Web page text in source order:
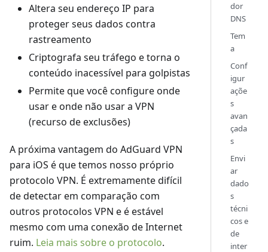
Altera seu endereço IP para
proteger seus dados contra
rastreamento
Criptografa seu tráfego e torna o
conteúdo inacessível para golpistas
Permite que você configure onde
usar e onde não usar a VPN
(recurso de exclusões)
A próxima vantagem do AdGuard VPN
para iOS é que temos nosso próprio
protocolo VPN. É extremamente difícil
de detectar em comparação com
outros protocolos VPN e é estável
mesmo com uma conexão de Internet
ruim. Leia mais sobre o protocolo.
dor
DNS
Tem
a
Conf
igur
açõe
s
avan
çada
s
Envi
ar
dado
s
técni
cos e
de
inter